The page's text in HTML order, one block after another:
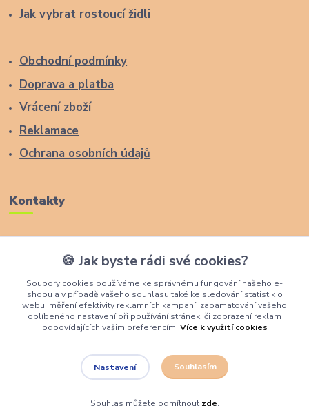
Jak vybrat rostoucí židli
Obchodní podmínky
Doprava a platba
Vrácení zboží
Reklamace
Ochrana osobních údajů
Kontakty
+420 774 291 043
info@rostouci-zidle.cz
🍪 Jak byste rádi své cookies?
Soubory cookies používáme ke správnému fungování našeho e-
shopu a v případě vašeho souhlasu také ke sledování statistik o
webu, měření efektivity reklamních kampaní, zapamatování vašeho
oblíbeného nastavení při používání stránek, či zobrazení reklam
odpovídajících vašim preferencím. Více k využití cookies
Nastavení Souhlasím
Souhlas můžete odmítnout zde.